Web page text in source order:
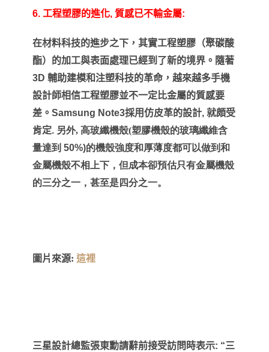
6. 工程塑膠的進化, 質感已不輸金屬:
在材料科技的進步之下，其實工程塑膠（聚碳酸
酯）的加工與表面處理已經到了新的境界。隨著
3D 輔助建模和注塑科技的革命，越來越多手機
設計師相信工程塑膠並不一定比金屬的質感要
差。 Samsung Note3採用仿皮革的設計, 就頗受
肯定. 另外, 高玻纖機殼(塑膠機殼的玻璃纖維含
量達到 50%)的機殼強度和厚薄度都可以做到和
金屬機殼不相上下，但成本卻預估只有金屬機殼
的三分之一，甚至是四分之一。
圖片來源: 這裡
三星設計總監張東勳請辭前接受訪問時表示: “三